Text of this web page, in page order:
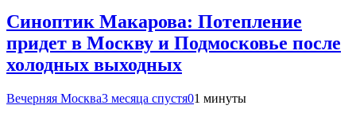
Синоптик Макарова: Потепление
придет в Москву и Подмосковье после
холодных выходных
Вечерняя Москва3 месяца спустя01 минуты